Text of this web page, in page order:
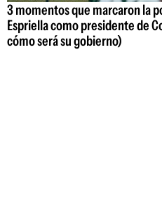
3 momentos que marcaron la
Espriella como presidente de
cómo será su gobierno)